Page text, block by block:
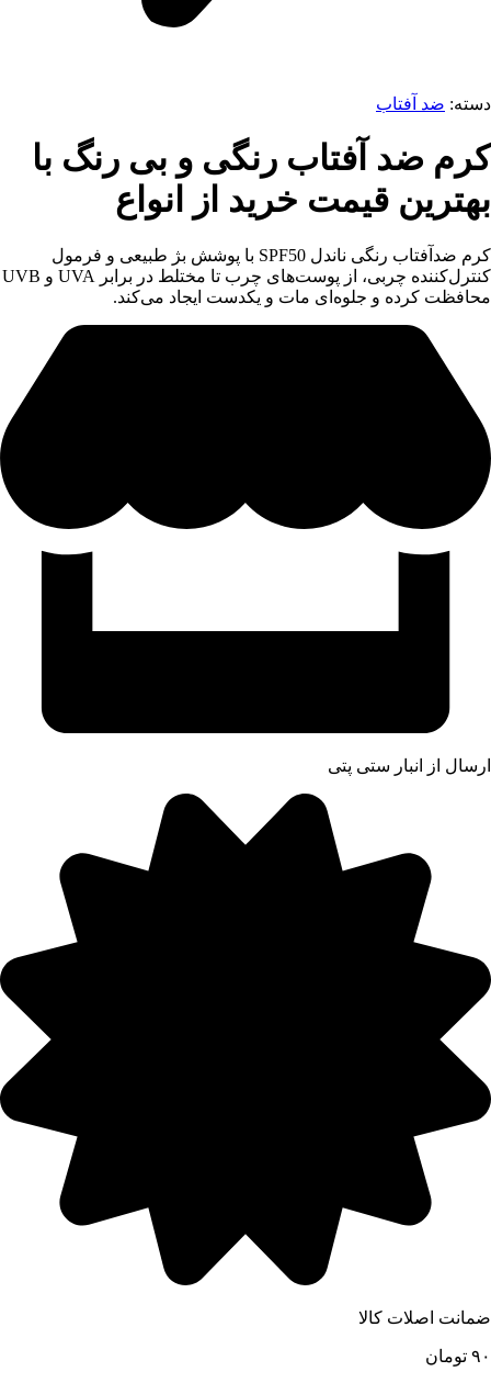
دسته: ضد آفتاب
کرم ضد آفتاب رنگی و بی رنگ با
بهترین قیمت خرید از انواع
کرم ضدآفتاب رنگی ناندل SPF50 با پوشش بژ طبیعی و فرمول
کنترل‌کننده چربی، از پوست‌های چرب تا مختلط در برابر UVA و UVB
محافظت کرده و جلوه‌ای مات و یکدست ایجاد می‌کند.
ارسال از انبار ستی پتی
ضمانت اصلات کالا
۹۰ تومان